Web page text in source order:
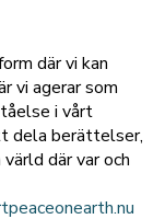
där vi kan
vi agerar som
i vårt
dela berättelser,
där var och